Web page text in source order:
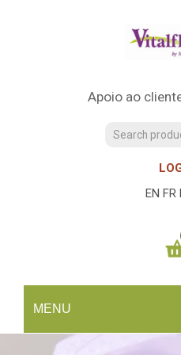
Apoio ao
EN FR
MENU
You have no items in
SUBTOTAL: